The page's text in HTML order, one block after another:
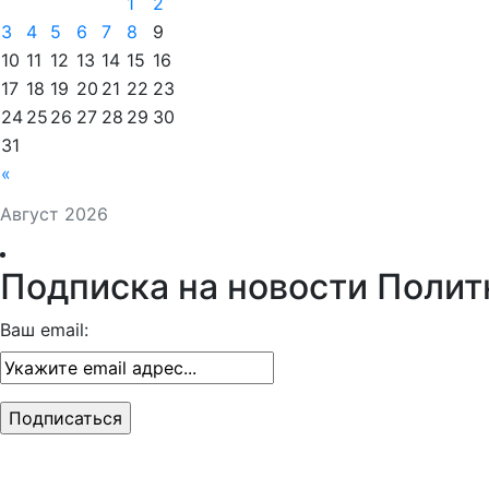
Август 2026
«
3
4 5 6 7 8
9
10 11 12 13 14 15 16
17 18 19 20 21 22 23
24 25 26 27 28 29 30
31
Подписка на новости
Ваш email: